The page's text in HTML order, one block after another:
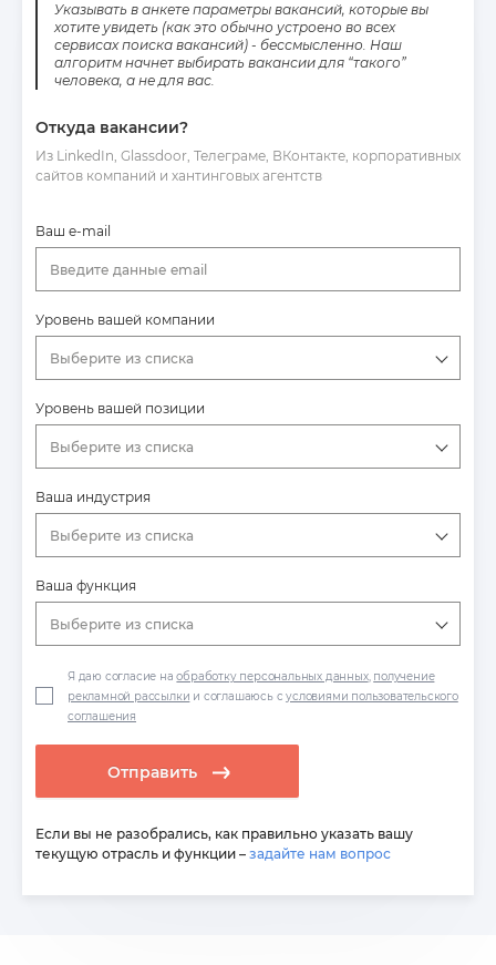
Указывать в анкете параметры вакансий, которые вы
хотите увидеть (как это обычно устроено во всех
сервисах поиска вакансий) - бессмысленно. Наш
алгоритм начнет выбирать вакансии для “такого”
человека, а не для вас.
Откуда вакансии?
Из LinkedIn, Glassdoor, Телеграме, ВКонтакте, корпоративных
сайтов компаний и хантинговых агентств
Ваш e-mail
Введите данные email
Уровень вашей компании
Выберите из списка
Уровень вашей позиции
Выберите из списка
Ваша индустрия
Выберите из списка
Ваша функция
Выберите из списка
Я даю согласие наобработку персональных данных, получение
рекламной рассылки и соглашаюсь сусловиями пользовательского
соглашения
Отправить
Если вы не разобрались, как правильно указать вашу
текущую отрасль и функции – задайте нам вопрос